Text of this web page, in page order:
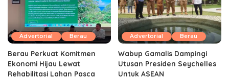
Advertorial Berau
Berau Perkuat Komitmen
Ekonomi Hijau Lewat
Rehabilitasi Lahan Pasca
Advertorial Berau
Wabup Gamalis Dampingi
Utusan Presiden Seychelles
Untuk ASEAN